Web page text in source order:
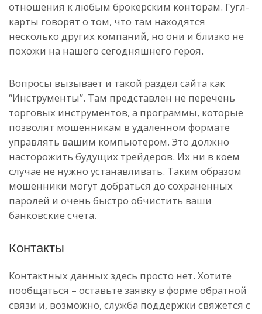
отношения к любым брокерским конторам. Гугл-
карты говорят о том, что там находятся
несколько других компаний, но они и близко не
похожи на нашего сегодняшнего героя.
Вопросы вызывает и такой раздел сайта как
“Инструменты”. Там представлен не перечень
торговых инструментов, а программы, которые
позволят мошенникам в удаленном формате
управлять вашим компьютером. Это должно
насторожить будущих трейдеров. Их ни в коем
случае не нужно устанавливать. Таким образом
мошенники могут добраться до сохраненных
паролей и очень быстро обчистить ваши
банковские счета.
Контакты
Контактных данных здесь просто нет. Хотите
пообщаться – оставьте заявку в форме обратной
связи и, возможно, служба поддержки свяжется с